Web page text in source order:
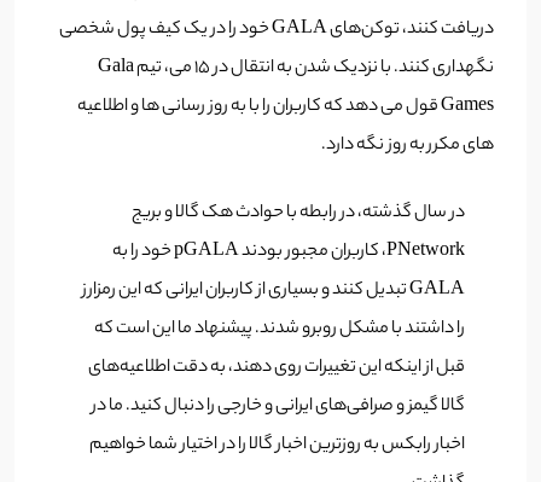
دریافت کنند، توکن‌های GALA خود را در یک کیف پول شخصی
نگهداری کنند. با نزدیک شدن به انتقال در 15 می، تیم Gala
Games قول می دهد که کاربران را با به روز رسانی ها و اطلاعیه
های مکرر به روز نگه دارد.
در سال گذشته، در رابطه با حوادث هک گالا و بریج
PNetwork، کاربران مجبور بودند pGALA خود را به
GALA تبدیل کنند و بسیاری از کاربران ایرانی که این رمزارز
را داشتند با مشکل روبرو شدند. پیشنهاد ما این است که
قبل از اینکه این تغییرات روی دهند، به دقت اطلاعیه‌های
گالا گیمز و صرافی‌های ایرانی و خارجی را دنبال کنید. ما در
اخبار رابکس به روز‌ترین اخبار گالا را در اختیار شما خواهیم